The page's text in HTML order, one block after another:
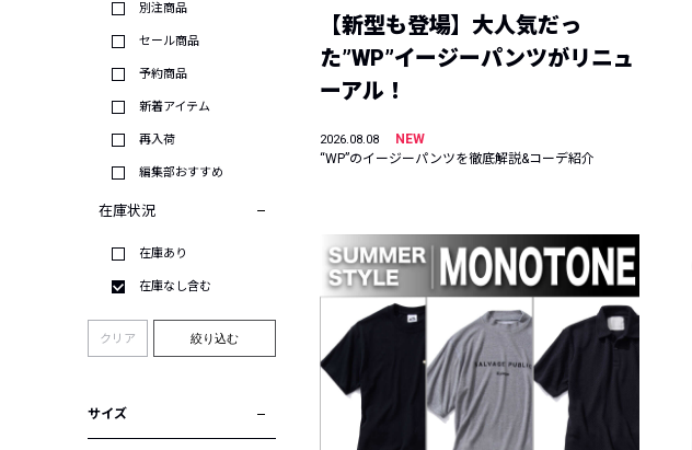
別注商品
セール商品
予約商品
新着アイテム
再入荷
編集部おすすめ
在庫状況
在庫あり
在庫なし含む
クリア 絞り込む
サイズ
【新型も登場】大人気だっ
た”WP”イージーパンツがリニュ
ーアル！
2026.08.08
NEW
“WP”のイージーパンツを徹底解説&コーデ紹介